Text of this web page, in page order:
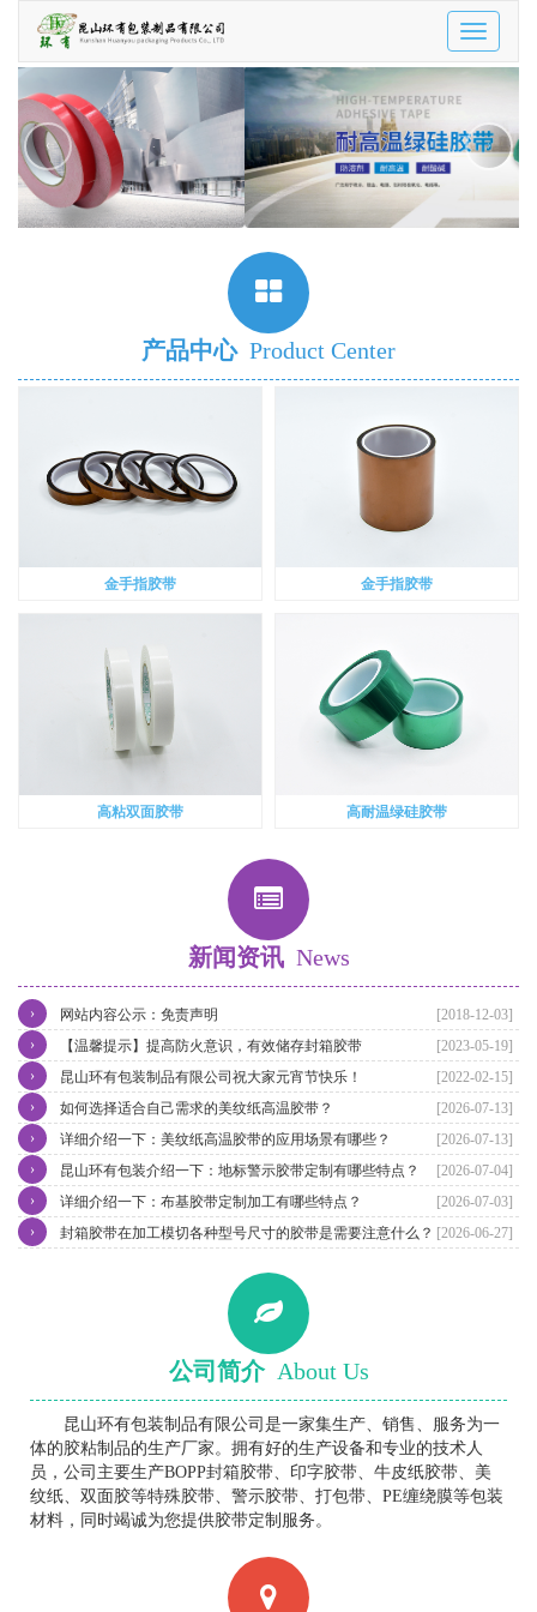
Toggle
‹ ›
产品中心 Product Center
金手指胶带 金手指胶带
高粘双面胶带 高耐温绿硅胶带
新闻资讯 News
[2018-12-03]
网站内容公示：免责声明
›
[2023-05-19]
【温馨提示】提高防火意识，有效储存封箱胶带
›
[2022-02-15]
昆山环有包装制品有限公司祝大家元宵节快乐！
›
[2026-07-13]
如何选择适合自己需求的美纹纸高温胶带？
›
[2026-07-13]
详细介绍一下：美纹纸高温胶带的应用场景有哪些？
›
[2026-07-04]
昆山环有包装介绍一下：地标警示胶带定制有哪些特点？
›
[2026-07-03]
详细介绍一下：布基胶带定制加工有哪些特点？
›
[2026-06-27]
封箱胶带在加工模切各种型号尺寸的胶带是需要注意什么？
›
公司简介 About Us
昆山环有包装制品有限公司是一家集生产、销售、服务为一
体的胶粘制品的生产厂家。拥有好的生产设备和专业的技术人
员，公司主要生产BOPP封箱胶带、印字胶带、牛皮纸胶带、美
纹纸、双面胶等特殊胶带、警示胶带、打包带、PE缠绕膜等包装
材料，同时竭诚为您提供胶带定制服务。